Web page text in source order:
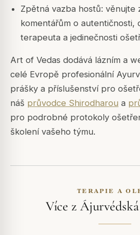
Zpětná vazba hostů: věnujte
komentářům o autentičnosti,
terapeuta a jedinečnosti
Art of Vedas dodává lázním a
celé Evropě profesionální
prášky a příslušenství pro
náš průvodce Shirodharou a
pro podrobné protokoly
školení vašeho týmu.
TERAPIE A
Více z